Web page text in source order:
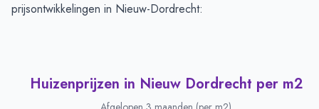
prijsontwikkelingen in Nieuw-Dordrecht:
Huizenprijzen in Nieuw Dordrecht per m2